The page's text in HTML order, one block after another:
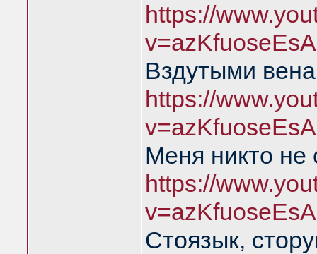
https://
Вздутыми
https://
Меня никто
https://
Стоязык,